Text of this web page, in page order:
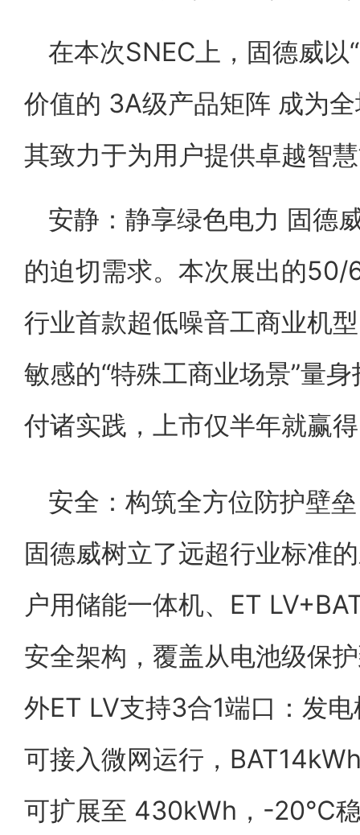
在本次SNEC上，固德威以
价值的 3A级产品矩阵 成为
其致力于为用户提供卓越智
安静：静享绿色电力 固德
的迫切需求。本次展出的
行业首款超低噪音工商业机
敏感的“特殊工商业场景”量
付诸实践，上市仅半年就赢
安全：构筑全方位防护壁
固德威树立了远超行业标准
户用储能一体机、ET
安全架构，覆盖从电池级保
外ET LV支持3合1端口：发
可接入微网运行，
可扩展至 430kWh，-20℃稳